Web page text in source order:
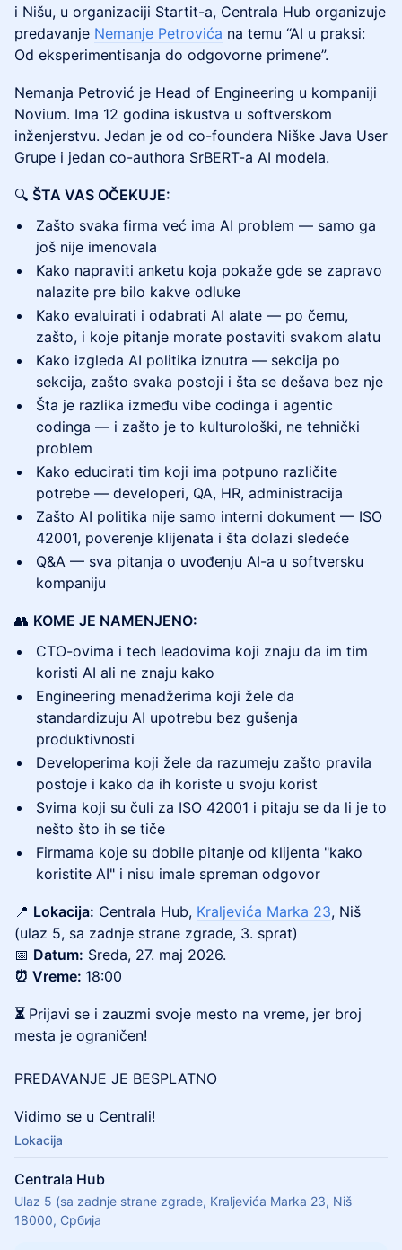
i Nišu, u organizaciji Startit-a, Centrala Hub organizuje
predavanje Nemanje Petrovića na temu “AI u praksi:
Od eksperimentisanja do odgovorne primene”.
Nemanja Petrović je Head of Engineering u kompaniji
Novium. Ima 12 godina iskustva u softverskom
inženjerstvu. Jedan je od co-foundera Niške Java User
Grupe i jedan co-authora SrBERT-a AI modela.
🔍 ŠTA VAS OČEKUJE:
Zašto svaka firma već ima AI problem — samo ga
još nije imenovala
Kako napraviti anketu koja pokaže gde se zapravo
nalazite pre bilo kakve odluke
Kako evaluirati i odabrati AI alate — po čemu,
zašto, i koje pitanje morate postaviti svakom alatu
Kako izgleda AI politika iznutra — sekcija po
sekcija, zašto svaka postoji i šta se dešava bez nje
Šta je razlika između vibe codinga i agentic
codinga — i zašto je to kulturološki, ne tehnički
problem
Kako educirati tim koji ima potpuno različite
potrebe — developeri, QA, HR, administracija
Zašto AI politika nije samo interni dokument — ISO
42001, poverenje klijenata i šta dolazi sledeće
Q&A — sva pitanja o uvođenju AI-a u softversku
kompaniju
👥 KOME JE NAMENJENO:
CTO-ovima i tech leadovima koji znaju da im tim
koristi AI ali ne znaju kako
Engineering menadžerima koji žele da
standardizuju AI upotrebu bez gušenja
produktivnosti
Developerima koji žele da razumeju zašto pravila
postoje i kako da ih koriste u svoju korist
Svima koji su čuli za ISO 42001 i pitaju se da li je to
nešto što ih se tiče
Firmama koje su dobile pitanje od klijenta "kako
koristite AI" i nisu imale spreman odgovor
📍 Lokacija: Centrala Hub, Kraljevića Marka 23, Niš
(ulaz 5, sa zadnje strane zgrade, 3. sprat)
📅 Datum: Sreda, 27. maj 2026.
⏰ Vreme: 18:00
⏳ Prijavi se i zauzmi svoje mesto na vreme, jer broj
mesta je ograničen!
PREDAVANJE JE BESPLATNO
Vidimo se u Centrali!
Lokacija
Centrala Hub
Ulaz 5 (sa zadnje strane zgrade, Kraljevića Marka 23, Niš
18000, Србија